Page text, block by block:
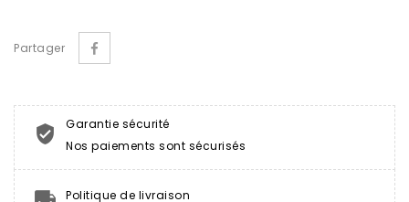
Partager
Garantie sécurité
Nos paiements sont sécurisés
Politique de livraison